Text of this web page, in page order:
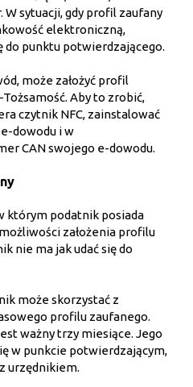
sytuacji, gdy profil zaufany
elektroniczną,
do punktu potwierdzającego.
może założyć profil
Aby to zrobić,
czytnik NFC, zainstalować
dowodu i w
CAN swojego e-dowodu.
którym podatnik posiada
założenia profilu
nie ma jak udać się do
może skorzystać z
profilu zaufanego.
ważny trzy miesiące. Jego
w punkcie potwierdzającym,
urzędnikiem.